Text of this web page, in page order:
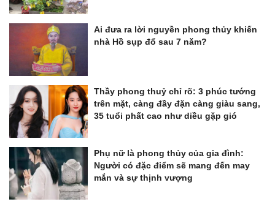
Ai đưa ra lời nguyền phong thủy khiến
nhà Hồ sụp đổ sau 7 năm?
Thầy phong thuỷ chỉ rõ: 3 phúc tướng
trên mặt, càng đầy đặn càng giàu sang,
35 tuổi phất cao như diều gặp gió
Phụ nữ là phong thủy của gia đình:
Người có đặc điểm sẽ mang đến may
mắn và sự thịnh vượng